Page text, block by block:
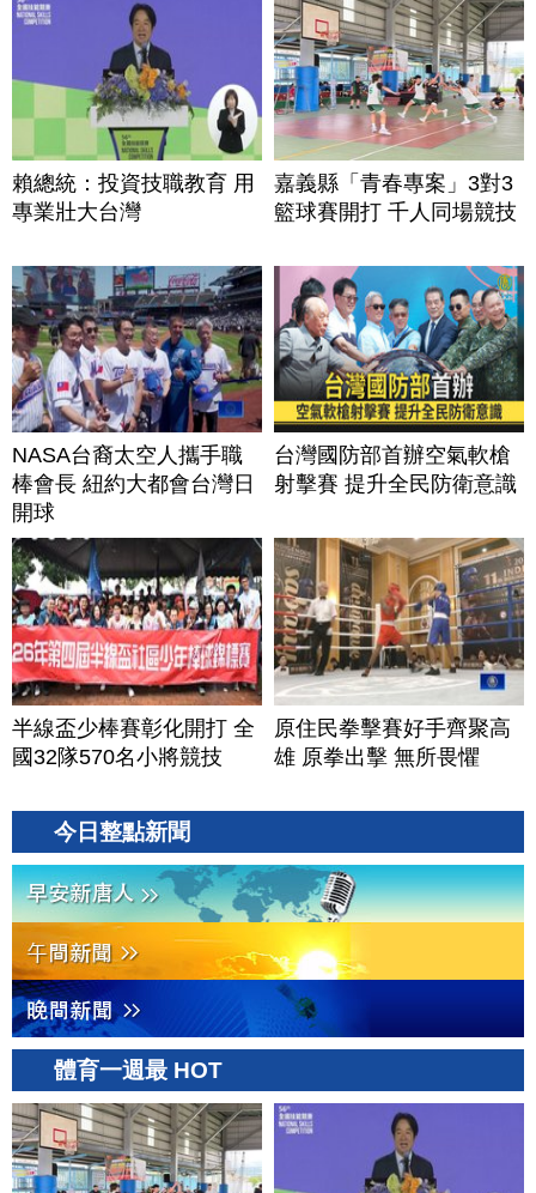
賴總統：投資技職教育 用
專業壯大台灣
嘉義縣「青春專案」3對3
籃球賽開打 千人同場競技
NASA台裔太空人攜手職
棒會長 紐約大都會台灣日
開球
台灣國防部首辦空氣軟槍
射擊賽 提升全民防衛意識
半線盃少棒賽彰化開打 全
國32隊570名小將競技
原住民拳擊賽好手齊聚高
雄 原拳出擊 無所畏懼
今日整點新聞
體育一週最 HOT